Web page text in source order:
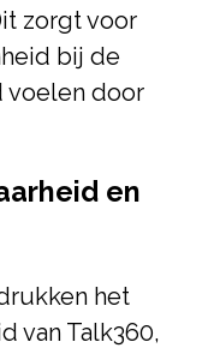
zorgt voor
bij de
voelen door
en
het
van Talk360,